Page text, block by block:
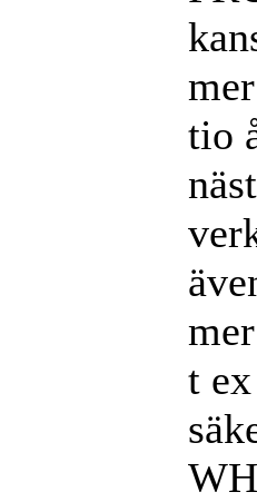
tio
t